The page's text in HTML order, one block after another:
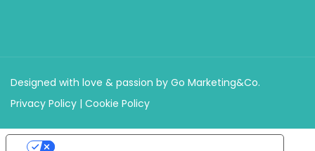
Designed with love & passion by Go Marketing&Co.
Privacy Policy | Cookie Policy
Le tue preferenze relative alla privacy